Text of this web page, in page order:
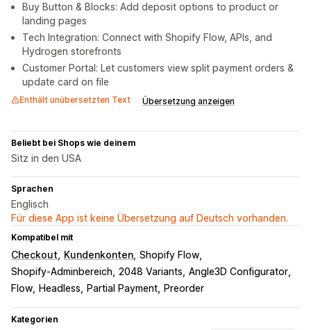
Buy Button & Blocks: Add deposit options to product or
landing pages
Tech Integration: Connect with Shopify Flow, APIs, and
Hydrogen storefronts
Customer Portal: Let customers view split payment orders &
update card on file
Enthält unübersetzten Text Übersetzung anzeigen
Beliebt bei Shops wie deinem
Sitz in den USA
Sprachen
Englisch
Für diese App ist keine Übersetzung auf Deutsch vorhanden.
Kompatibel mit
Checkout Kundenkonten Shopify Flow
Shopify-Adminbereich 2048 Variants Angle3D Configurator
Flow
Headless Partial Payment Preorder
Kategorien